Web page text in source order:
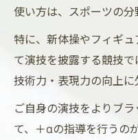
使い方は、スポーツの分
特に、新体操やフィギ
て演技を披露する競技
技術力・表現力の向上に
ご自身の演技をよりブ
て、＋αの指導を行うの